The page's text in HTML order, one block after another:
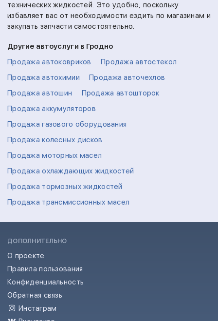
технических жидкостей. Это удобно, поскольку
избавляет вас от необходимости ездить по магазинам и
закупать запчасти самостоятельно.
Другие автоуслуги в Гродно
Продажа автоковриков
Продажа автостекол
Продажа автохимии
Продажа авточехлов
Продажа автошин
Продажа автошторок
Продажа аккумуляторов
Продажа газового оборудования
Продажа колесных дисков
Продажа моторных масел
Продажа охлаждающих жидкостей
Продажа тормозных жидкостей
Продажа трансмиссионных масел
ДОПОЛНИТЕЛЬНО
О проекте
Правила пользования
Конфиденциальность
Обратная связь
Инстаграм